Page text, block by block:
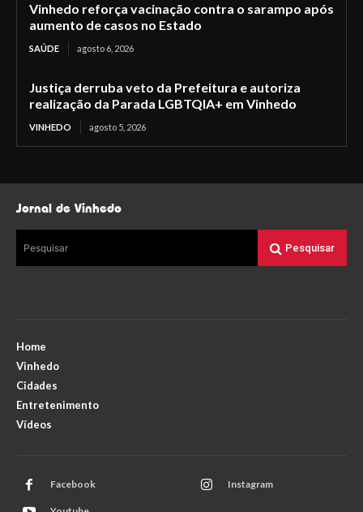
Vinhedo reforça vacinação contra o sarampo após
aumento de casos no Estado
SAÚDE agosto 6, 2026
Justiça derruba veto da Prefeitura e autoriza
realização da Parada LGBTQIA+ em Vinhedo
VINHEDO agosto 5, 2026
Jornal de Vinhedo
Pesquisar Pesquisar
Home
Vinhedo
Cidades
Entretenimento
Vídeos
Facebook Instagram